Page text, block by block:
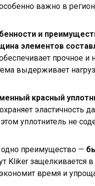
важно в
и
элементов
прочное
выдерживает
красный
эластичность
уплотнитель не
преимущество —
Kliker защелкивается
время и